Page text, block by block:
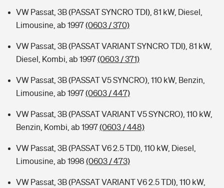
VW Passat, 3B (PASSAT SYNCRO TDI), 81 kW, Diesel,
Limousine, ab 1997(0603 / 370)
VW Passat, 3B (PASSAT VARIANT SYNCRO TDI), 81 kW,
Diesel, Kombi, ab 1997(0603 / 371)
VW Passat, 3B (PASSAT V5 SYNCRO), 110 kW, Benzin,
Limousine, ab 1997(0603 / 447)
VW Passat, 3B (PASSAT VARIANT V5 SYNCRO), 110 kW,
Benzin, Kombi, ab 1997(0603 / 448)
VW Passat, 3B (PASSAT V6 2.5 TDI), 110 kW, Diesel,
Limousine, ab 1998 (0603 / 473)
VW Passat, 3B (PASSAT VARIANT V6 2.5 TDI), 110 kW,